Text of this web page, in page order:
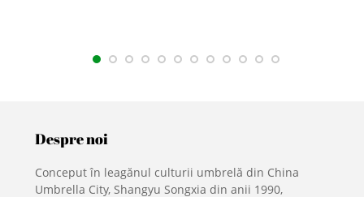
Despre noi
Conceput în leagănul culturii umbrelă din China
Umbrella City, Shangyu Songxia din anii 1990,